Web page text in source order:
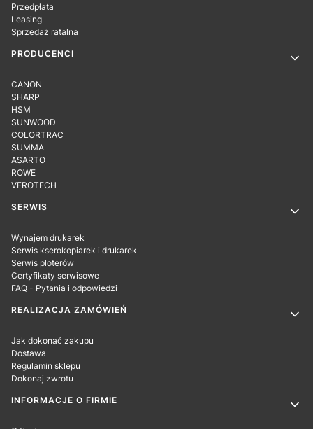
Przedpłata
Leasing
Sprzedaż ratalna
PRODUCENCI
CANON
SHARP
HSM
SUNWOOD
COLORTRAC
SUMMA
ASARTO
ROWE
VEROTECH
SERWIS
Wynajem drukarek
Serwis kserokopiarek i drukarek
Serwis ploterów
Certyfikaty serwisowe
FAQ - Pytania i odpowiedzi
REALIZACJA ZAMÓWIEŃ
Jak dokonać zakupu
Dostawa
Regulamin sklepu
Dokonaj zwrotu
INFORMACJE O FIRMIE